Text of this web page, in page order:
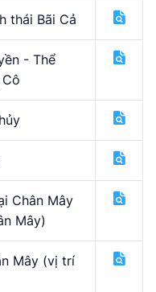
thái Bãi Cả
- Thể
Chân Mây
Mây)
Mây (vị trí